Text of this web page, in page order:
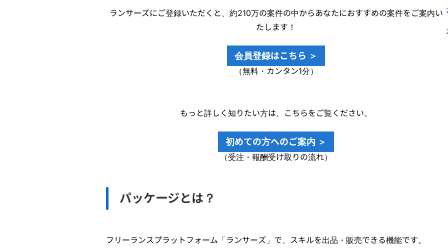
ランサーズにご登録いただくと、約210万の案件の中からあなたにおすすめの案件をご案内い
たします！
会員登録はこちら ＞
（無料・カンタン1分）
もっと詳しく知りたい方は、こちらをご覧ください。
初めての方へのご案内 ＞
（受注・報酬受け取りの流れ）
パッケージとは？
フリーランスプラットフォーム「ランサーズ」で、スキルを出品・販売できる機能です。